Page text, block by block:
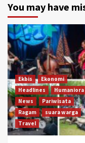
You may have
Ekbis
Ekonomi
Headlines
Humaniora
News
Pariwisata
Ragam
suara warga
Travel